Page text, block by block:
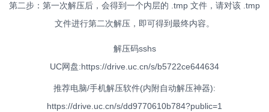
第二步：第一次解压后，会得到一个内层的 .tmp 文件，请对该 .tmp
文件进行第二次解压，即可得到最终内容。
解压码sshs
UC网盘:https://drive.uc.cn/s/b5722ce644634
推荐电脑/手机解压软件(内附自动解压神器):
https://drive.uc.cn/s/dd9770610b784?public=1